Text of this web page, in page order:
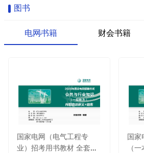
图书
电网书籍 财会书籍
国家电网（电气工程专
业）招考用书教材 全套包
国家
（